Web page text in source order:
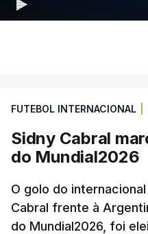
FUTEBOL INTERNACIONAL
Sidny Cabral
do Mundial2026
O golo do
Cabral frente à
do Mundial2026, foi